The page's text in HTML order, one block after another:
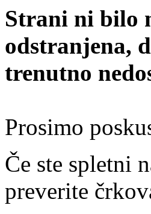
Strani ni bilo
odstranjena,
trenutno
Prosimo
Če ste spletni
preverite